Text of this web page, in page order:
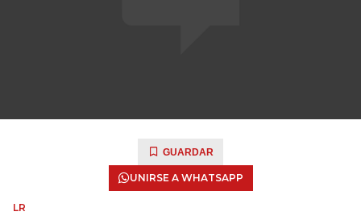
GUARDAR
UNIRSE A WHATSAPP
LR